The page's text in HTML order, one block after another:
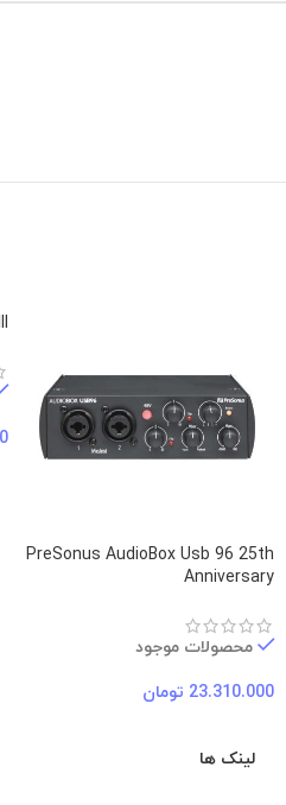
PreSonus AudioBox Usb 96 25th
Anniversary
محصولات موجود
23.310.000 تومان
لینک ها